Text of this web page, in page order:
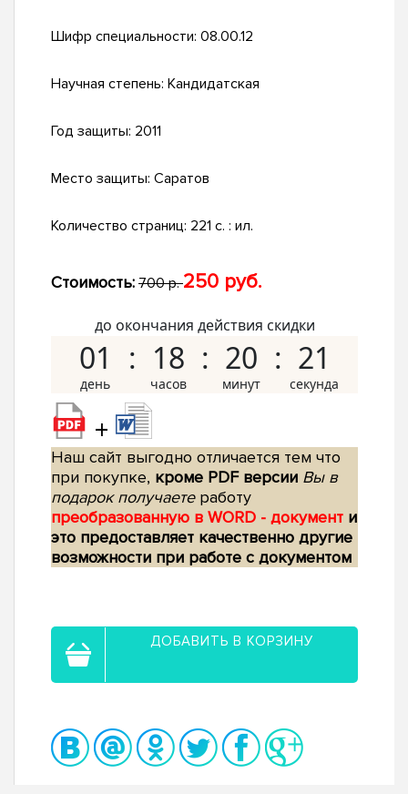
Шифр специальности: 08.00.12
Научная степень: Кандидатская
Год защиты: 2011
Место защиты: Саратов
Количество страниц: 221 с. : ил.
Стоимость: 700 р.250 руб.
до окончания действия скидки
01 18 20 20
+
Наш сайт выгодно отличается тем что
при покупке, кроме PDF версии Вы в
подарок получаетеработу
преобразованную в WORD - документ и
это предоставляет качественно другие
возможности при работе с документом
ДОБАВИТЬ В КОРЗИНУ